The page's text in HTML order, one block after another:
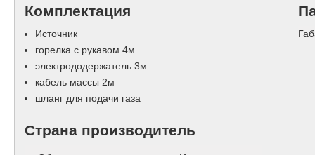
Комплектация
Источник
горелка с рукавом 4м
электрододержатель 3м
кабель массы 2м
шланг для подачи газа
Страна производитель